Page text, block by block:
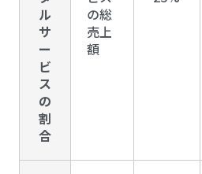
ル
サ
ー
ビ
ス
の
割
合
の総
売上
額